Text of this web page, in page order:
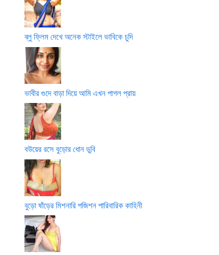
ব্লু ফ্লিম দেখে অনেক স্টাইলে ভাবিকে চুদি
ভাবীর গুদে বাড়া দিয়ে আমি এখন পাগল প্রায়
বউয়ের রসে বুড়োর ধোন ডুবি
বুড়ো ষাঁড়ের মিশনারি পজিশন পারিবারিক কাহিনী